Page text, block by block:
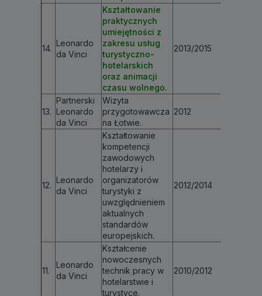
14.
Leonardo
da Vinci
Kształtowanie
praktycznych
umiejętności z
zakresu usług
turystyczno-
hotelarskich
oraz animacji
czasu wolnego.
2013/2015
13.
Partnerski
Leonardo
da Vinci
Wizyta
przygotowawcza
na Łotwie.
2012
12.
Leonardo
da Vinci
Kształtowanie
kompetencji
zawodowych
hotelarzy i
organizatorów
turystyki z
uwzględnieniem
aktualnych
standardów
europejskich.
2012/2014
11.
Leonardo
da Vinci
Kształcenie
nowoczesnych
technik pracy w
hotelarstwie i
turystyce.
2010/2012